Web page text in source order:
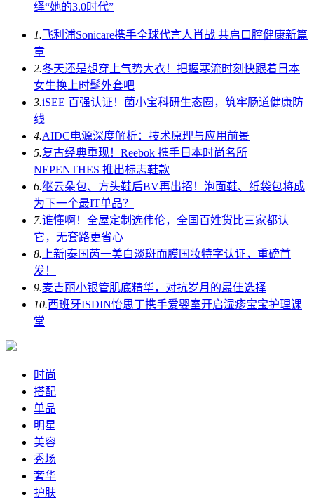
绎“她的3.0时代”
1.飞利浦Sonicare携手全球代言人肖战 共启口腔健康新篇
章
2.冬天还是想穿上气势大衣！把握寒流时刻快跟着日本
女生换上时髦外套吧
3.iSEE 百强认证！菌小宝科研生态圈，筑牢肠道健康防
线
4.AIDC电源深度解析：技术原理与应用前景
5.复古经典重现！Reebok 携手日本时尚名所
NEPENTHES 推出标志鞋款
6.继云朵包、方头鞋后BV再出招！泡面鞋、纸袋包将成
为下一个最IT单品？
7.谁懂啊！全屋定制选伟伦，全国百姓货比三家都认
它，无套路更省心
8.上新|泰国芮一美白淡斑面膜国妆特字认证，重磅首
发！
9.麦吉丽小银管肌底精华，对抗岁月的最佳选择
10.西班牙ISDIN怡思丁携手爱婴室开启湿疹宝宝护理课
堂
时尚
搭配
单品
明星
美容
秀场
奢华
护肤